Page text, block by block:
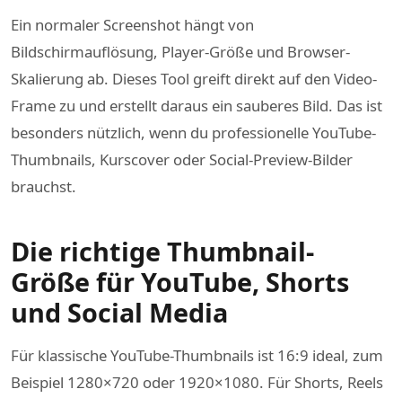
Ein normaler Screenshot hängt von
Bildschirmauflösung, Player-Größe und Browser-
Skalierung ab. Dieses Tool greift direkt auf den Video-
Frame zu und erstellt daraus ein sauberes Bild. Das ist
besonders nützlich, wenn du professionelle YouTube-
Thumbnails, Kurscover oder Social-Preview-Bilder
brauchst.
Die richtige Thumbnail-
Größe für YouTube, Shorts
und Social Media
Für klassische YouTube-Thumbnails ist 16:9 ideal, zum
Beispiel 1280×720 oder 1920×1080. Für Shorts, Reels